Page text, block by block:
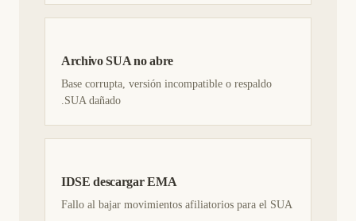
Archivo SUA no abre
Base corrupta, versión incompatible o respaldo
.SUA dañado
IDSE descargar EMA
Fallo al bajar movimientos afiliatorios para el SUA